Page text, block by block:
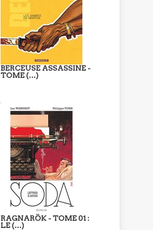
BERCEUSE ASSASSINE -
TOME (…)
RAGNARÖK - TOME 01 :
LE (…)